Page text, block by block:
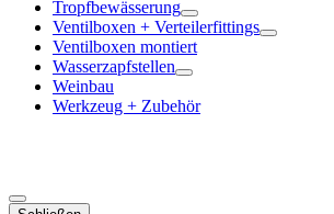
Tropfbewässerung
Ventilboxen + Verteilerfittings
Ventilboxen montiert
Wasserzapfstellen
Weinbau
Werkzeug + Zubehör